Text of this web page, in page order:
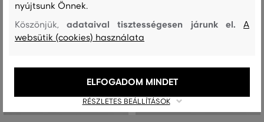
AKCIÓ -30% AKCIÓ -30%
nyújtsunk Önnek.
Köszönjük,adataival tisztességesen járunk el.A
websütik (cookies) használata
RÉSZLETES BEÁLLÍTÁSOK
ELFOGADOM MINDET